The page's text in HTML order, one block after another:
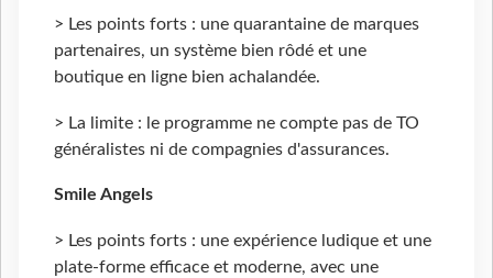
> Les points forts : une quarantaine de marques
partenaires, un système bien rôdé et une
boutique en ligne bien achalandée.
> La limite : le programme ne compte pas de TO
généralistes ni de compagnies d'assurances.
Smile Angels
> Les points forts : une expérience ludique et une
plate-forme efficace et moderne, avec une